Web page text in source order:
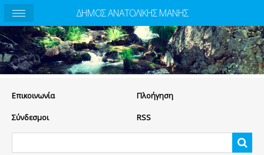
Eπικοινωνία Πλοήγηση
Σύνδεσμοι RSS
ΔΗΜΟΣ ΑΝΑΤΟΛΙΚΗΣ ΜΑΝΗΣ